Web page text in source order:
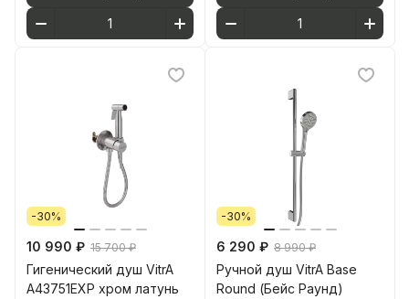
-30%
10 990 ₽ 15 700 ₽
Гигенический душ VitrA
A43751EXP хром латунь
-30%
6 290 ₽ 8 990 ₽
Ручной душ VitrA Base
Round (Бейс Раунд)